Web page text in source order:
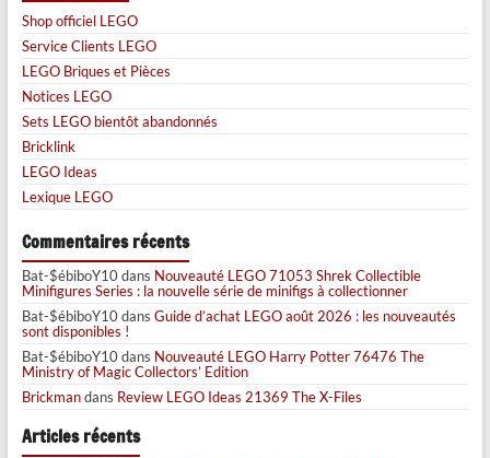
Shop officiel LEGO
Service Clients LEGO
LEGO Briques et Pièces
Notices LEGO
Sets LEGO bientôt abandonnés
Bricklink
LEGO Ideas
Lexique LEGO
Commentaires récents
Bat-$ébiboY10dans Nouveauté LEGO 71053 Shrek Collectible
Minifigures Series : la nouvelle série de minifigs à collectionner
Bat-$ébiboY10dans Guide d’achat LEGO août 2026 : les nouveautés
sont disponibles !
Bat-$ébiboY10dans Nouveauté LEGO Harry Potter 76476 The
Ministry of Magic Collectors’ Edition
Brickmandans Review LEGO Ideas 21369 The X-Files
Articles récents